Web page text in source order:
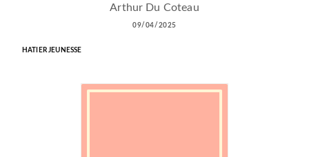
Arthur Du Coteau
09/04/2025
HATIER JEUNESSE